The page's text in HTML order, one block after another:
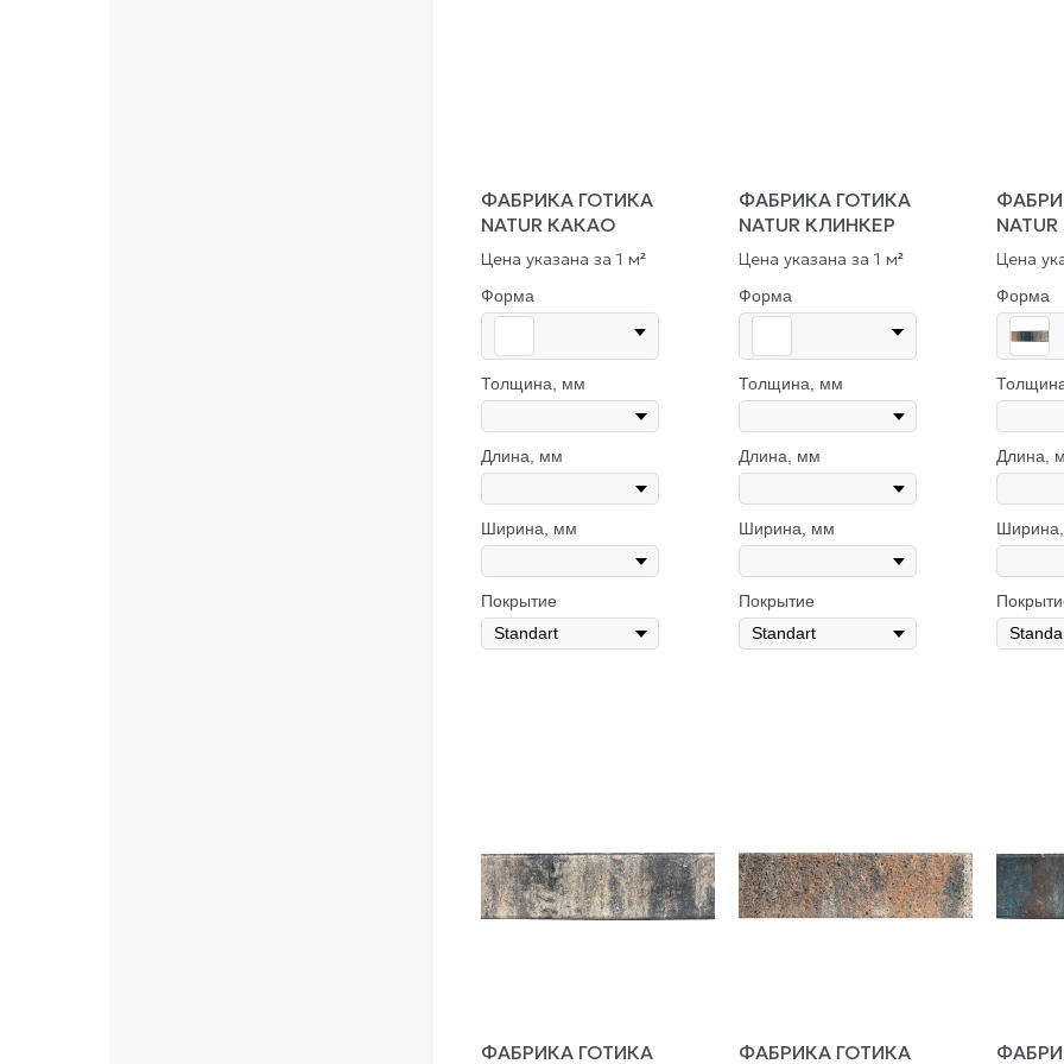
ФАБРИКА ГОТИКА
NATUR КАКАО
Цена указана за 1 м²
Форма
Толщина, мм
Длина, мм
Ширина, мм
Покрытие
ФАБРИКА ГОТИКА
NATUR КЛИНКЕР
Цена указана за 1 м²
Форма
Толщина, мм
Длина, мм
Ширина, мм
Покрытие
Цена
Форма
Длина,
ФАБРИКА ГОТИКА ФАБРИКА ГОТИКА